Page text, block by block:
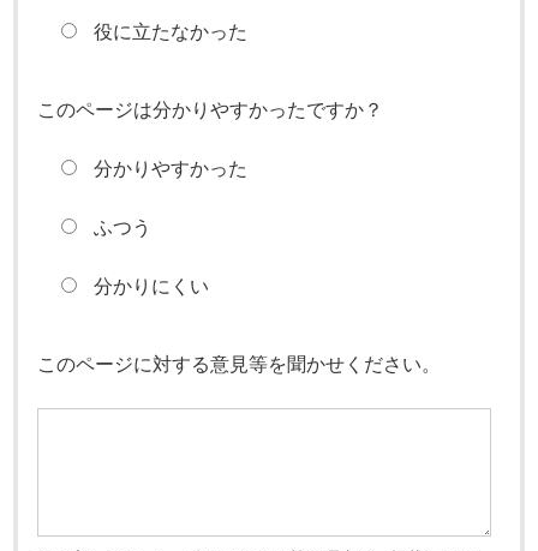
役に立たなかった
このページは分かりやすかったですか？
分かりやすかった
ふつう
分かりにくい
このページに対する意見等を聞かせください。